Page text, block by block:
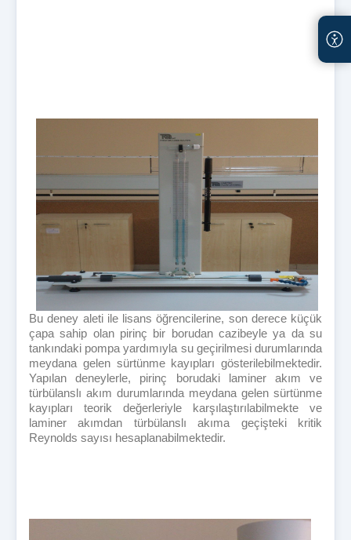
Bu deney aleti ile lisans öğrencilerine, son derece küçük
çapa sahip olan pirinç bir borudan cazibeyle ya da su
tankındaki pompa yardımıyla su geçirilmesi durumlarında
meydana gelen sürtünme kayıpları gösterilebilmektedir.
Yapılan deneylerle, pirinç borudaki laminer akım ve
türbülanslı akım durumlarında meydana gelen sürtünme
kayıpları teorik değerleriyle karşılaştırılabilmekte ve
laminer akımdan türbülanslı akıma geçişteki kritik
Reynolds sayısı hesaplanabilmektedir.